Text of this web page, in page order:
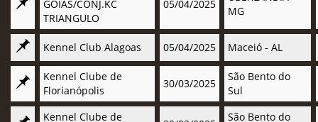
GOIÁS/CONJ.KC
TRIANGULO
05/04/2025
MG
Kennel Club Alagoas 05/04/2025 Maceió - AL
Kennel Clube de
Florianópolis
30/03/2025
São Bento do
Sul
Kennel Clube de
São Bento do